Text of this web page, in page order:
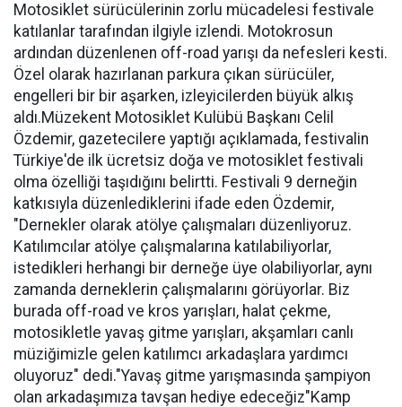
Motosiklet sürücülerinin zorlu mücadelesi festivale
katılanlar tarafından ilgiyle izlendi. Motokrosun
ardından düzenlenen off-road yarışı da nefesleri kesti.
Özel olarak hazırlanan parkura çıkan sürücüler,
engelleri bir bir aşarken, izleyicilerden büyük alkış
aldı.Müzekent Motosiklet Kulübü Başkanı Celil
Özdemir, gazetecilere yaptığı açıklamada, festivalin
Türkiye'de ilk ücretsiz doğa ve motosiklet festivali
olma özelliği taşıdığını belirtti. Festivali 9 derneğin
katkısıyla düzenlediklerini ifade eden Özdemir,
"Dernekler olarak atölye çalışmaları düzenliyoruz.
Katılımcılar atölye çalışmalarına katılabiliyorlar,
istedikleri herhangi bir derneğe üye olabiliyorlar, aynı
zamanda derneklerin çalışmalarını görüyorlar. Biz
burada off-road ve kros yarışları, halat çekme,
motosikletle yavaş gitme yarışları, akşamları canlı
müziğimizle gelen katılımcı arkadaşlara yardımcı
oluyoruz" dedi."Yavaş gitme yarışmasında şampiyon
olan arkadaşımıza tavşan hediye edeceğiz"Kamp